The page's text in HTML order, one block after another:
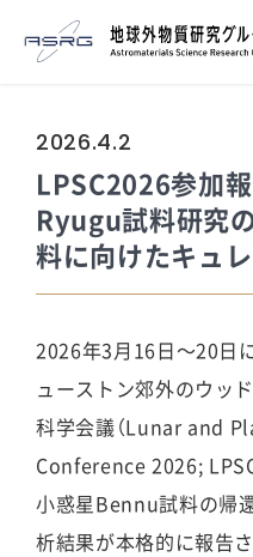
2026.4.2
LPSC2026参加
Ryugu試料研究
料に向けたキュ
2026年3月16日～20日
ューストン郊外のウッ
科学会議（Lunar and
Conference 2026;
小惑星Bennu試料の帰
析結果が本格的に報告